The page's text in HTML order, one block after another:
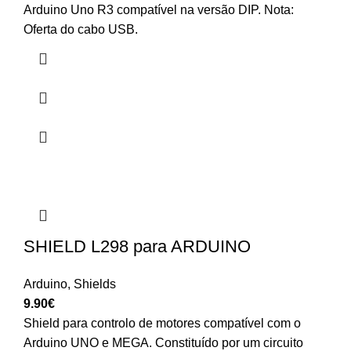
Arduino Uno R3 compatível na versão DIP. Nota:
Oferta do cabo USB.
SHIELD L298 para ARDUINO
Arduino, Shields
9.90€
Shield para controlo de motores compatível com o
Arduino UNO e MEGA. Constituído por um circuito